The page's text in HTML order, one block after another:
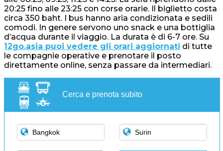
20:25 fino alle 23:25 con corse orarie. Il biglietto costa
circa 350 baht. I bus hanno aria condizionata e sedili
comodi. In genere servono uno snack e una bottiglia
d’acqua durante il viaggio. La durata è di 6-7 ore. Su
12go.asia puoi vedere gli orari aggiornati di tutte
le compagnie operative e prenotare il posto
direttamente online, senza passare da intermediari.
Cerca e prenota subito